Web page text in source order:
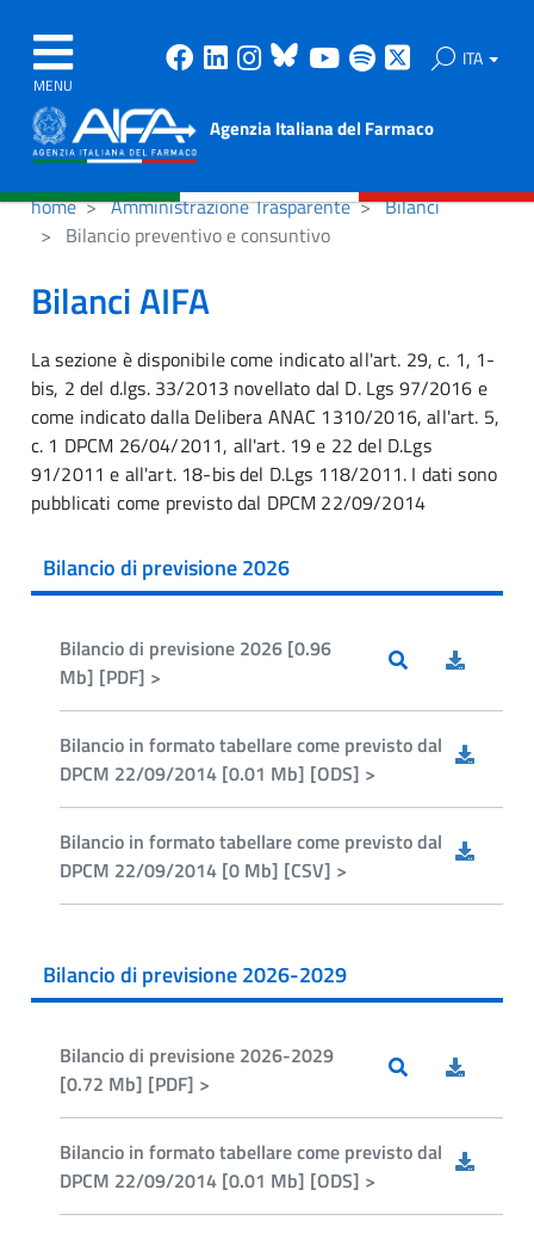
MENU
Facebook
Linkedin
Instagram
Bluesky
Youtube
Spotify ITA
Agenzia Italiana del Farmaco
home Amministrazione Trasparente
Bilanci
Bilancio preventivo e consuntivo
Bilanci AIFA
La sezione è disponibile come indicato all'art. 29, c. 1, 1-
bis, 2 del d.lgs. 33/2013 novellato dal D. Lgs 97/2016 e
come indicato dalla Delibera ANAC 1310/2016, all'art. 5,
c. 1 DPCM 26/04/2011, all'art. 19 e 22 del D.Lgs
91/2011 e all'art. 18-bis del D.Lgs 118/2011. I dati sono
pubblicati come previsto dal DPCM 22/09/2014
Bilancio di previsione 2026
Bilancio di previsione 2026 [0.96
Mb] [PDF] >
Bilancio in formato tabellare come previsto dal
DPCM 22/09/2014 [0.01 Mb] [ODS] >
Bilancio in formato tabellare come previsto dal
DPCM 22/09/2014 [0 Mb] [CSV] >
Bilancio di previsione 2026-2029
Bilancio di previsione 2026-2029
[0.72 Mb] [PDF] >
Bilancio in formato tabellare come previsto dal
DPCM 22/09/2014 [0.01 Mb] [ODS] >